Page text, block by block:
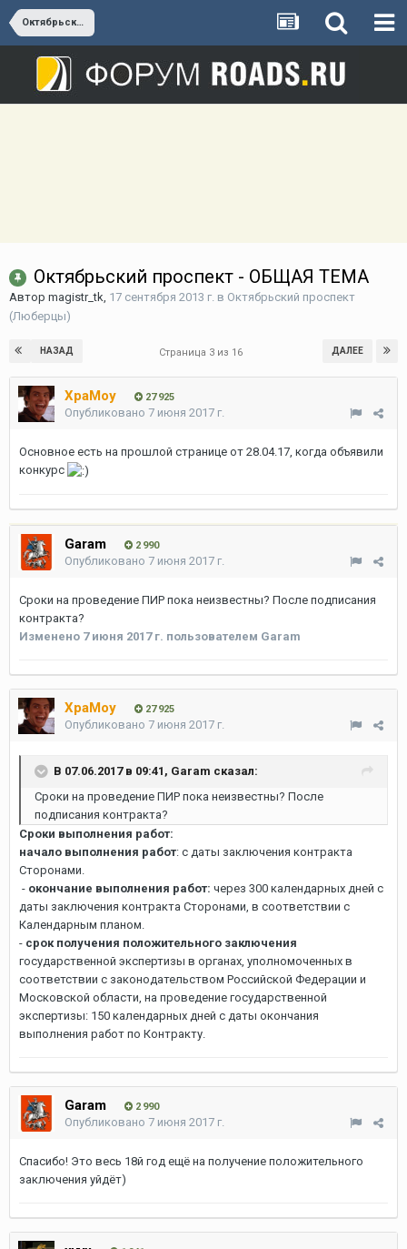
Октябрьский проспект (Люберцы)
Октябрьский проспект - ОБЩАЯ ТЕМА
Автор magistr_tk, 17 сентября 2013 г. в Октябрьский проспект
(Люберцы)
НАЗАД ДАЛЕЕ
Страница 3 из 16
XpaMoy 27 925
Опубликовано 7 июня 2017 г.
Основное есть на прошлой странице от 28.04.17, когда объявили
конкурс
Garam 2 990
Опубликовано 7 июня 2017 г.
Сроки на проведение ПИР пока неизвестны? После подписания
контракта?
Изменено 7 июня 2017 г. пользователем Garam
XpaMoy 27 925
Опубликовано 7 июня 2017 г.
В 07.06.2017 в 09:41, Garam сказал:
Сроки на проведение ПИР пока неизвестны? После
подписания контракта?
Сроки выполнения работ:
начало выполнения работ: с даты заключения контракта
Сторонами.
- окончание выполнения работ: через 300 календарных дней с
даты заключения контракта Сторонами, в соответствии с
Календарным планом.
- cрок получения положительного заключения
государственной экспертизы в органах, уполномоченных в
соответствии с законодательством Российской Федерации и
Московской области, на проведение государственной
экспертизы: 150 календарных дней с даты окончания
выполнения работ по Контракту.
Garam 2 990
Опубликовано 7 июня 2017 г.
Спасибо! Это весь 18й год ещё на получение положительного
заключения уйдёт)